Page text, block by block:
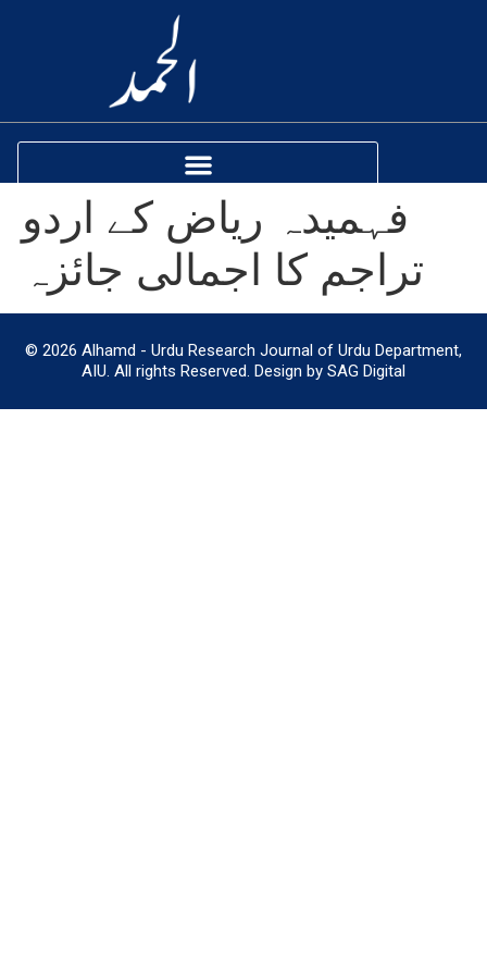
فہمیدہ ریاض کے اردو
تراجم کا اجمالی جائزہ
© 2026 Alhamd - Urdu Research Journal of Urdu Department,
AIU. All rights Reserved. Design by SAG Digital